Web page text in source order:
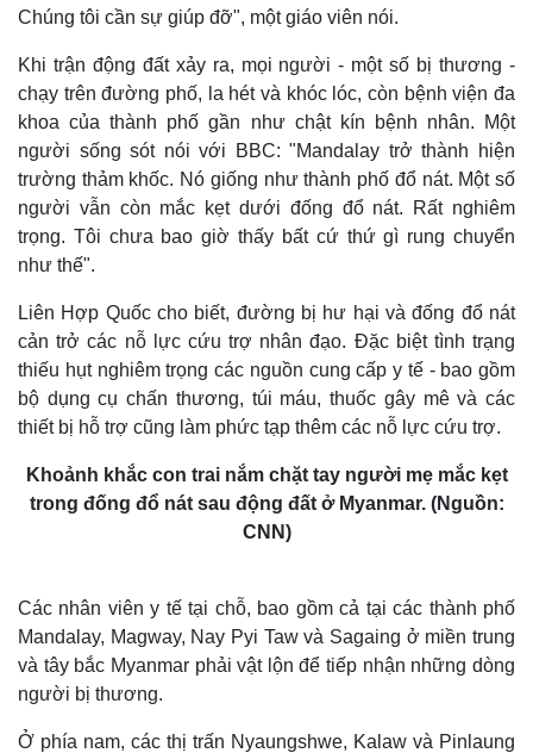
Bất động sản
Khởi nghiệp
Thị trường
Giá vàng
Tiêu dùng
Tỷ giá
Giá cà phê
Chúng tôi cần sự giúp đỡ", một giáo viên nói.
Khi trận động đất xảy ra, mọi người - một số bị thương -
chạy trên đường phố, la hét và khóc lóc, còn bệnh viện đa
khoa của thành phố gần như chật kín bệnh nhân. Một
người sống sót nói với BBC: "Mandalay trở thành hiện
trường thảm khốc. Nó giống như thành phố đổ nát. Một số
người vẫn còn mắc kẹt dưới đống đổ nát. Rất nghiêm
trọng. Tôi chưa bao giờ thấy bất cứ thứ gì rung chuyển
như thế".
Liên Hợp Quốc cho biết, đường bị hư hại và đống đổ nát
cản trở các nỗ lực cứu trợ nhân đạo. Đặc biệt tình trạng
thiếu hụt nghiêm trọng các nguồn cung cấp y tế - bao gồm
bộ dụng cụ chấn thương, túi máu, thuốc gây mê và các
thiết bị hỗ trợ cũng làm phức tạp thêm các nỗ lực cứu trợ.
Khoảnh khắc con trai nắm chặt tay người mẹ mắc kẹt
trong đống đổ nát sau động đất ở Myanmar. (Nguồn:
CNN)
Các nhân viên y tế tại chỗ, bao gồm cả tại các thành phố
Mandalay, Magway, Nay Pyi Taw và Sagaing ở miền trung
và tây bắc Myanmar phải vật lộn để tiếp nhận những dòng
người bị thương.
Ở phía nam, các thị trấn Nyaungshwe, Kalaw và Pinlaung